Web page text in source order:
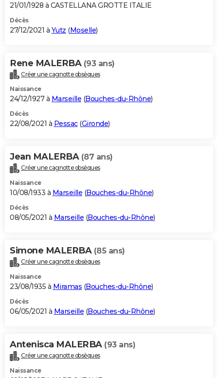
21/01/1928 à CASTELLANA GROTTE ITALIE
Décès
27/12/2021 à Yutz (Moselle)
Rene MALERBA (93 ans)
Créer une cagnotte obsèques
Naissance
24/12/1927 à Marseille (Bouches-du-Rhône)
Décès
22/08/2021 à Pessac(Gironde)
Jean MALERBA (87 ans)
Créer une cagnotte obsèques
Naissance
10/08/1933 à Marseille (Bouches-du-Rhône)
Décès
08/05/2021 à Marseille (Bouches-du-Rhône)
Simone MALERBA (85 ans)
Créer une cagnotte obsèques
Naissance
23/08/1935 à Miramas (Bouches-du-Rhône)
Décès
06/05/2021 à Marseille (Bouches-du-Rhône)
Antenisca MALERBA (93 ans)
Créer une cagnotte obsèques
Naissance